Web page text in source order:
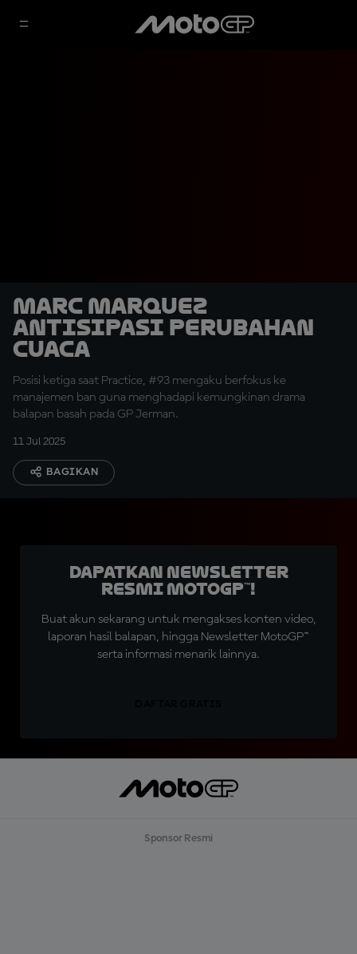
Marc Marquez
Antisipasi Perubahan
Cuaca
Posisi ketiga saat Practice, #93 mengaku berfokus ke
manajemen ban guna menghadapi kemungkinan drama
balapan basah pada GP Jerman.
11 Jul 2025
BAGIKAN
Dapatkan Newsletter
Resmi MotoGP™!
Buat akun sekarang untuk mengakses konten video,
laporan hasil balapan, hingga Newsletter MotoGP™
serta informasi menarik lainnya.
Sponsor Resmi